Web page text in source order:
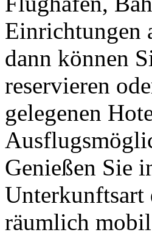
Einrichtungen
dann können
reservieren
gelegenen
Genießen Sie
Unterkunftsart
räumlich